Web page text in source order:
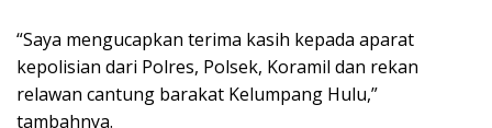
“Saya mengucapkan terima kasih kepada aparat
kepolisian dari Polres, Polsek, Koramil dan rekan
relawan cantung barakat Kelumpang Hulu,”
tambahnya.